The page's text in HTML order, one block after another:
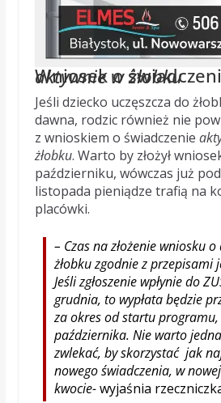
Wniosek o
aktywnie w żłobku
Jeśli dziecko uczęszcza do
dawna, rodzic również nie
z wnioskiem o świadczenie
żłobku. Warto by złożył
październiku, wówczas już
listopada pieniądze trafią na
placówki.
– Czas na złożenie wniosku o
żłobkuzgodnie z przepisami
Jeśli zgłoszenie wpłynie do
grudnia, to wypłata będzie
za okres od startu programu,
października. Nie warto
zwlekać, by skorzystać jak
nowego świadczenia, w
kwocie-wyjaśnia